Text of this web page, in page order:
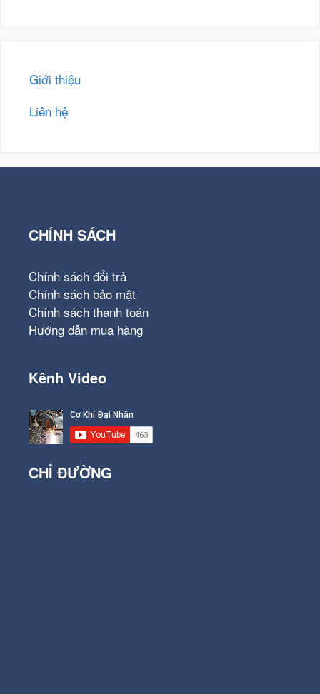
Giới thiệu
Liên hệ
CHÍNH SÁCH
Chính sách đổi trả
Chính sách bảo mật
Chính sách thanh toán
Hướng dẫn mua hàng
Kênh Video
CHỈ ĐƯỜNG